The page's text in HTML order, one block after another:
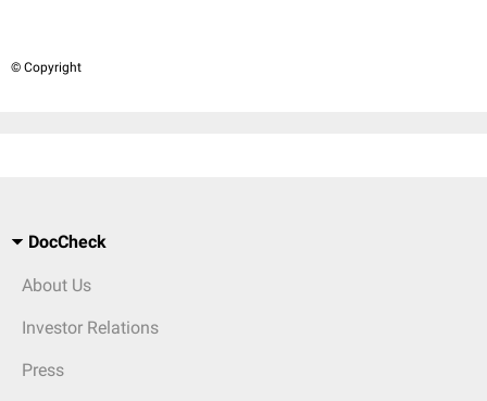
© Copyright
DocCheck
About Us
Investor Relations
Press